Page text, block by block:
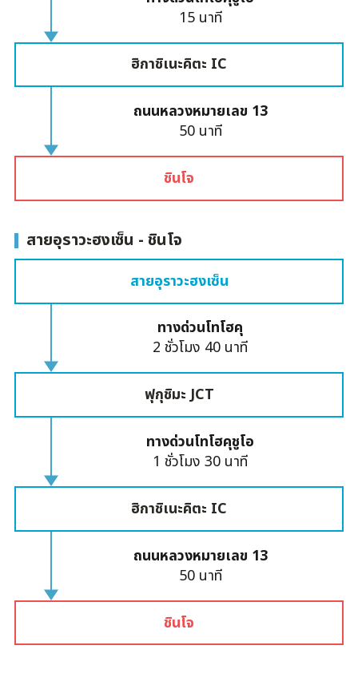
15 นาที
ฮิกาชิเนะคิตะ IC
ถนนหลวงหมายเลข 13
50 นาที
ชินโจ
สายอุราวะฮงเซ็น - ชินโจ
สายอุราวะฮงเซ็น
ทางด่วนโทโฮคุ
2 ชั่วโมง 40 นาที
ฟุกุชิมะ JCT
ทางด่วนโทโฮคุชูโอ
1 ชั่วโมง 30 นาที
ฮิกาชิเนะคิตะ IC
ถนนหลวงหมายเลข 13
50 นาที
ชินโจ